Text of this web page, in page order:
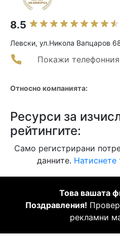
8.5
Левски, ул.Никола Вапцаров
Покажи
Относно компанията:
Ресурси за
рейтингите:
Само регистрирани
данните. Натиснете
Това вашата
Поздравления!
рекламни